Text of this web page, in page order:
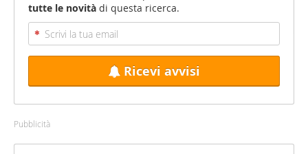
tutte le novità di questa ricerca.
Ricevi avvisi
Pubblicità